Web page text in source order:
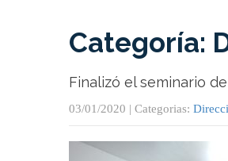
Categoría:
Finalizó el seminario
03/01/2020 | Categorias: